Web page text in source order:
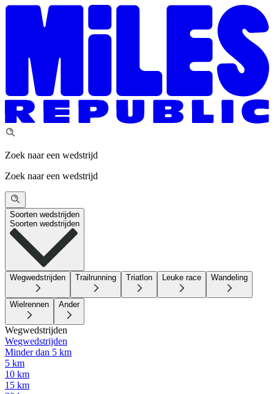
Zoek naar een wedstrijd
Zoek naar een wedstrijd
Soorten wedstrijden
Soorten wedstrijden
Wegwedstrijden Trailrunning Triatlon Leuke race Wandeling
Wielrennen Ander
Wegwedstrijden
Wegwedstrijden
Minder dan 5 km
5 km
10 km
15 km